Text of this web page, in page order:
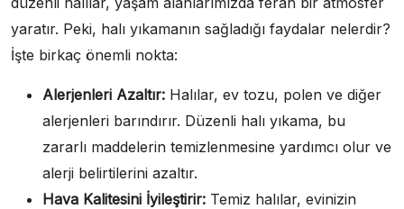
yaratır. Peki, halı yıkamanın sağladığı faydalar nelerdir?
İşte birkaç önemli nokta:
Alerjenleri Azaltır: Halılar, ev tozu, polen ve diğer
alerjenleri barındırır. Düzenli halı yıkama, bu
zararlı maddelerin temizlenmesine yardımcı olur ve
alerji belirtilerini azaltır.
Hava Kalitesini İyileştirir: Temiz halılar, evinizin